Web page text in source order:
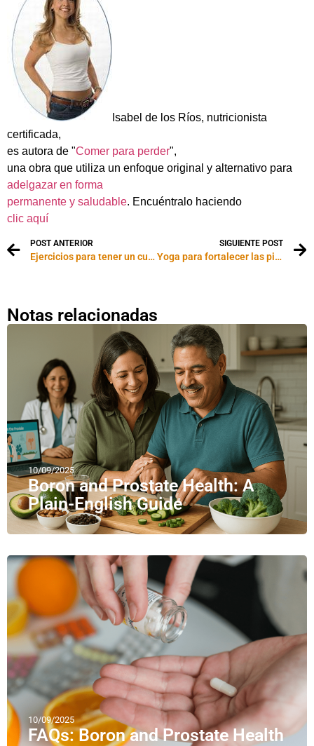
Isabel de los Ríos, nutricionista
certificada,
es autora de "Comer para perder",
una obra que utiliza un enfoque original y alternativo para
adelgazar en forma
permanente y saludable. Encuéntralo haciendo
clic aquí
POST ANTERIOR
Ejercicios para tener un cuerpo de princesa
SIGUIENTE POST
Yoga para fortalecer las piernas y mejorar la digestión
Notas relacionadas
10/09/2025
Boron and Prostate Health: A
Plain-English Guide
10/09/2025
FAQs: Boron and Prostate Health